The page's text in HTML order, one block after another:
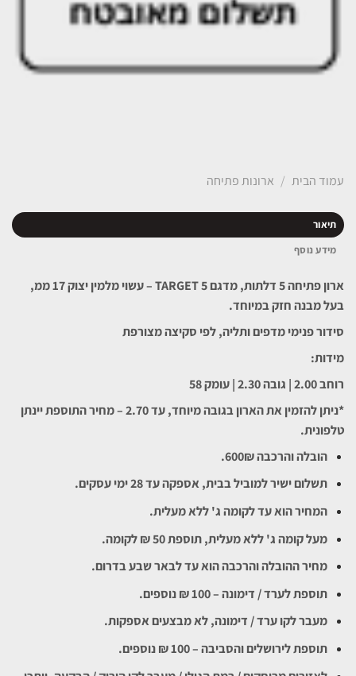
עמוד הבית / ארונות פתיחה
תיאור
מידע נוסף
ארון פתיחה 5 דלתות, מדגם TARGET 5 – עשוי מלמין יצוק 17 ממ,
בעל מבנה חזק במיוחד.
סידור פנימי מדפים ותליה, לפי סקיצה מצורפת
מידות:
רוחב 2.00 | גובה 2.30 | עומק 58
*ניתן להזמין את הארון בגובה מיוחד, עד 2.70 – מחיר התוספת יינתן
טלפונית.
הובלה והרכבה 600₪.
תשלום ישיר למוביל בבית, אספקה עד 28 ימי עסקים.
המחיר הוא עד לקומה ג' ללא מעלית.
מעל קומה ג' ללא מעלית, תוספת 50 ₪ לקומה.
מחיר ההובלה והרכבה הוא עד לבאר שבע בדרום.
תוספת לערד / דימונה – 100 ₪ נוספים.
מעבר לקו ערד / דימונה, לא מבצעים אספקות.
תוספת לירושלים והסביבה – 100 ₪ נוספים.